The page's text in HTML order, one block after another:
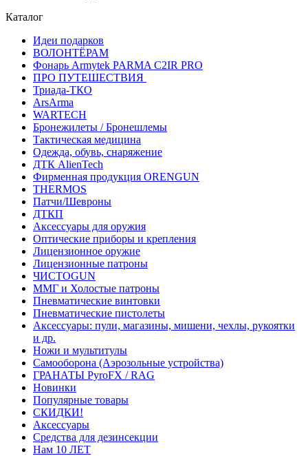
Каталог
Идеи подарков
ВОЛОНТЁРАМ
Фонарь Armytek PARMA C2IR PRO
ПРО ПУТЕШЕСТВИЯ
Триада-ТКО
ArsArma
WARTECH
Бронежилеты / Бронешлемы
Тактическая медицина
Одежда, обувь, снаряжение
ДТК AlienTech
Фирменная продукция ORENGUN
THERMOS
Патчи/Шевроны
ДТКП
Аксессуары для оружия
Оптические приборы и крепления
Лицензионное оружие
Лицензионные патроны
ЧИСТОGUN
ММГ и Холостые патроны
Пневматические винтовки
Пневматические пистолеты
Аксессуары: пули, магазины, мишени, чехлы, рукоятки
и др.
Ножи и мультитулы
Самооборона (Аэрозольные устройства)
ГРАНАТЫ PyroFX / RAG
Новинки
Популярные товары
СКИДКИ!
Аксессуары
Средства для дезинсекции
Нам 10 ЛЕТ